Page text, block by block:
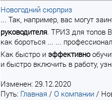
Новогодний сюрприз
... Так, например, вас могут
руководителя. ТРИЗ для топов
как бороться ... ...
Как быстро и эффективно
и быстро включить в работу,
Изменен: 29.12.2020
Путь: Главная / О компании /